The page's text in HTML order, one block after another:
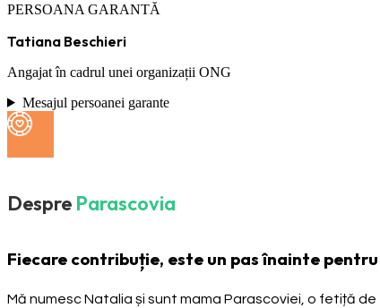
PERSOANA GARANTĂ
Tatiana Beschieri
Angajat în cadrul unei organizații ONG
Mesajul persoanei garante
Despre Parascovia
Fiecare contribuție, este un pas înainte
Mă numesc Natalia și sunt mama Parascoviei, o fetiță